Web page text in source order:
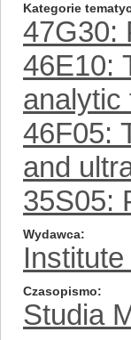
Kategorie
47G30:
46E10:
analytic
46F05:
and
35S05:
Wydawca
Czasopismo
Studia